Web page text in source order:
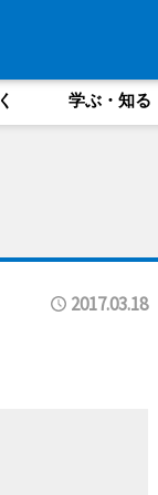
学ぶ・知る
2017.03.18